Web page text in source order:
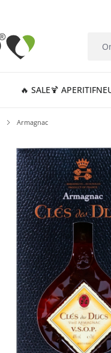
🔥 SALE🍹 APERITIF
Armagnac